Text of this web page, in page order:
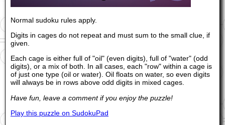
Normal sudoku rules apply.
Digits in cages do not repeat and must sum to the small clue, if
given.
Each cage is either full of "oil" (even digits), full of "water" (odd
digits), or a mix of both. In all cases, each "row" within a cage is
of just one type (oil or water). Oil floats on water, so even digits
will always be in rows above odd digits in mixed cages.
Have fun, leave a comment if you enjoy the puzzle!
Play this puzzle on SudokuPad